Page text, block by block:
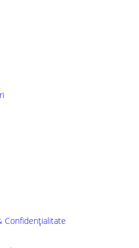
Confidențialitate